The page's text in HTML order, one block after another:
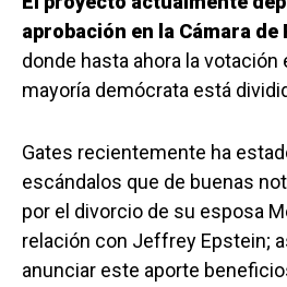
aprobación en la Cámara
donde hasta ahora la
mayoría demócrata está
Gates recientemente ha
escándalos que de buenas
por el divorcio de su esposa
relación con Jeffrey Epstein;
anunciar este aporte